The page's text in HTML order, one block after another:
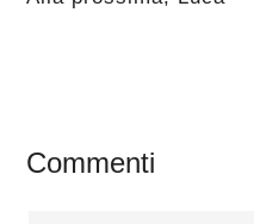
Interazioni
Commenti